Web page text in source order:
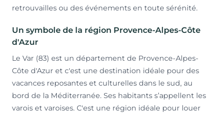
retrouvailles ou des événements en toute sérénité.
Un symbole de la région Provence-Alpes-Côte
d'Azur
Le Var (83) est un département de Provence-Alpes-
Côte d'Azur et c'est une destination idéale pour des
vacances reposantes et culturelles dans le sud, au
bord de la Méditerranée. Ses habitants s’appellent les
varois et varoises. C'est une région idéale pour louer